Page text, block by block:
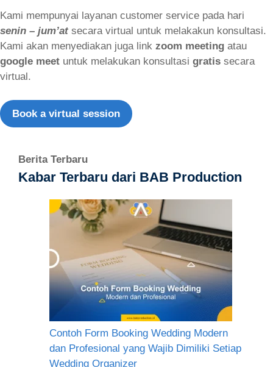
Kami mempunyai layanan customer service pada hari
senin – jum’atsecara virtual untuk melakakun konsultasi.
Kami akan menyediakan juga link zoom meeting atau
google meet untuk melakukan konsultasi gratis secara
virtual.
Book a virtual session
Berita Terbaru
Kabar Terbaru dari BAB Production
Contoh Form Booking Wedding Modern
dan Profesional yang Wajib Dimiliki Setiap
Wedding Organizer